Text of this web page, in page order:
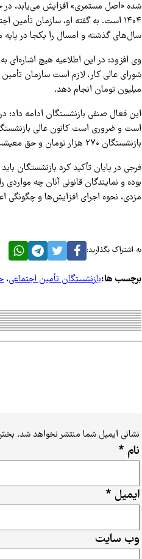
۱۴۰۴ است. به گفته او، سازمان
سال‌های گذشته و امسال را یکجا در پایه مستمری سال
وی افزود: در این اطلاعیه هیچ
میلیون تومان انجام دهد.
این فعال صنفی بازنشستگان ادامه داد:
است و ضروری است کانون عالی
بازنشستگان ۲۷۰ هزار تومان و حق معیشت تنها ۶۰۰ هزار تومان است.
فرجی در پایان تأکید کرد بازنشستگان
بوده و نمایندگان قانونی آنان چه مواردی
مزدی، نحوه اجرای افزایش‌ها و چگونگی
به اشتراک بگذارید:
برچسب ها:بازنشستگان تأمین‌ اجتماعی،
نشانی ایمیل شما منتشر نخواهد شد.
نام *
ایمیل *
وب‌ سایت